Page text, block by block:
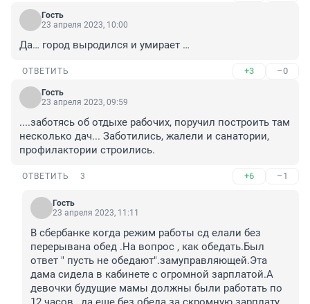
Гость
23 апреля 2023, 10:00
Да… город выродился и умирает …
ОТВЕТИТЬ +3 –0
Гость
23 апреля 2023, 09:59
....заботясь об отдыхе рабочих, поручил построить там
несколько дач... Заботились, жалели и санатории,
профилактории строились.
ОТВЕТИТЬ 3 +6 –1
Гость
23 апреля 2023, 11:11
В сбербанке когда режим работы сд елали без
перерывана обед .На вопрос , как обедать.Был
ответ " пусть не обедают".замуправляющей.Эта
дама сидела в кабинете с огромной зарплатой.А
девочки будущие мамы должны были работать по